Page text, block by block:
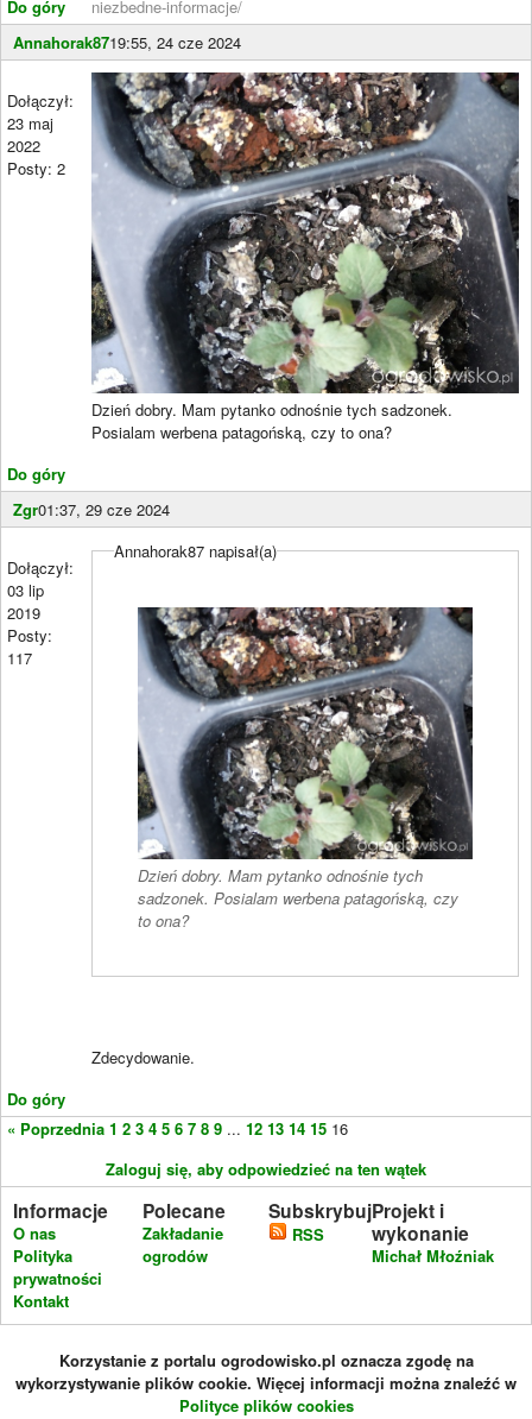
Do góry
niezbedne-informacje/
Annahorak8719:55, 24 cze 2024
Dołączył:
23 maj
2022
Posty: 2
Do góry
Dzień dobry. Mam pytanko odnośnie tych sadzonek.
Posialam werbena patagońską, czy to ona?
Zgr01:37, 29 cze 2024
Dołączył:
03 lip
2019
Posty:
117
Do góry
Annahorak87 napisał(a)
Dzień dobry. Mam pytanko odnośnie tych
sadzonek. Posialam werbena patagońską, czy
to ona?
Zdecydowanie.
« Poprzednia 1 2 3 4 5 6 7 8 9 ... 12 13 14 15 16
Zaloguj się, aby odpowiedzieć na ten wątek
Informacje
O nas
Polityka
prywatności
Kontakt
Polecane
Zakładanie
ogrodów
Subskrybuj
RSS
Projekt i
wykonanie
Michał Młoźniak
Korzystanie z portalu ogrodowisko.pl oznacza zgodę na
wykorzystywanie plików cookie. Więcej informacji można znaleźć w
Polityce plików cookies